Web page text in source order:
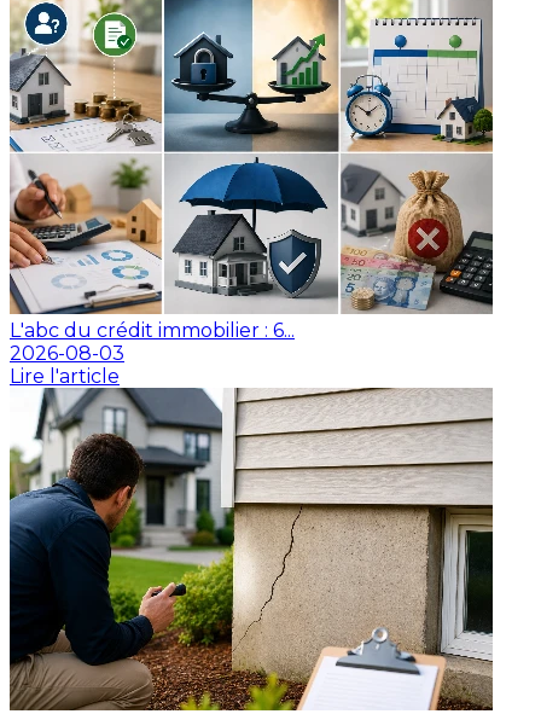
L'abc du crédit immobilier : 6...
2026-08-03
Lire l'article